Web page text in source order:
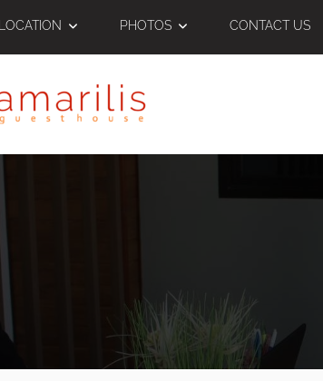
LOCATION PHOTOS CONTACT US